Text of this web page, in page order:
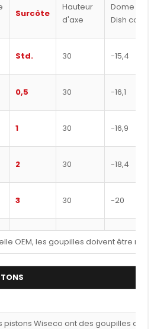
Surcôte
Hauteur
d'axe
Dome /
Dish cc's
Std. 30 -15,4
0,5 30 -16,1
1 30 -16,9
2 30 -18,4
3 30 -20
OEM, les goupilles doivent être
pistons Wiseco ont des goupilles